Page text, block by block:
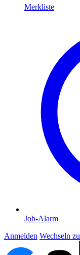
Merkliste
Job-Alarm
Anmelden Wechseln zu